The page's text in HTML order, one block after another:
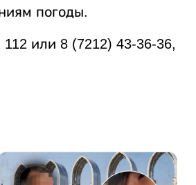
погоды.
или 8 (7212) 43-36-36,